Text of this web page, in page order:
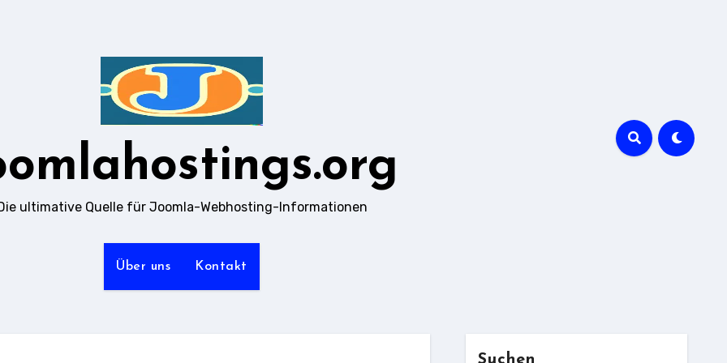
ultimative Quelle für Joomla-Webhosting-Informationen
Über uns Kontakt
Suchen